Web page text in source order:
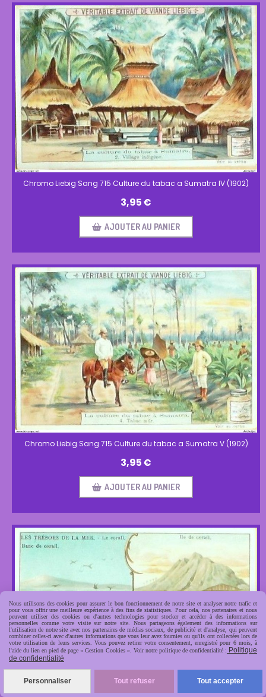
Chromo Liebig Sang 715 Culture du tabac a Sumatra IV (1902)
3,95€
AJOUTER AU PANIER
Chromo Liebig Sang 715 Culture du tabac a Sumatra V (1902)
3,95€
AJOUTER AU PANIER
Nous utilisons des cookies pour assurer le bon fonctionnement de notre site et analyser notre trafic et
pour vous offrir une meilleure expérience à des fins de statistiques. Pour cela, nos partenaires et nous
peuvent utiliser des cookies ou d'autres technologies pour stocker et accéder à des informations
personnelles comme votre visite sur notre site. Nous partageons également des informations sur
l'utilisation de notre site avec nos partenaires de médias sociaux, de publicité et d'analyse, qui peuvent
combiner celles-ci avec d'autres informations que vous leur avez fournies ou qu'ils ont collectées lors de
votre utilisation de leurs services. Vous pouvez retirer votre consentement, enregistré pour 6 mois, à
l'aide du lien en pied de page « Gestion Cookies ». Voir notre politique de confidentialité : Politique
de confidentialité
Personnaliser Tout refuser Tout accepter